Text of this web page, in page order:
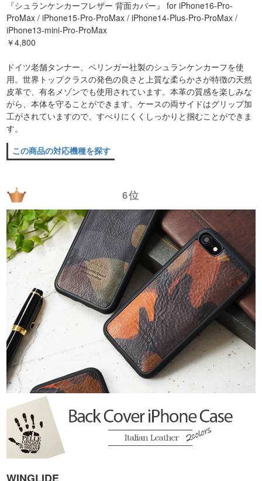
『シュランケンカーフレザー 背面カバー』 for iPhone16-Pro-
ProMax / iPhone15-Pro-ProMax / iPhone14-Plus-Pro-ProMax /
iPhone13-mini-Pro-ProMax
￥4,800
ドイツ老舗タンナー、ペリンガー社製のシュランケンカーフを使
用。世界トップクラスの発色の良さと上質な柔らかさが特徴の天然
皮革で、有名メゾンでも使用されています。本革の質感を楽しみな
がら、本体を守ることができます。ケースの両サイドはグリップ加
工がされていますので、すべりにくくしっかりと掴むことができま
す。
この商品の対応機種を探す
6位